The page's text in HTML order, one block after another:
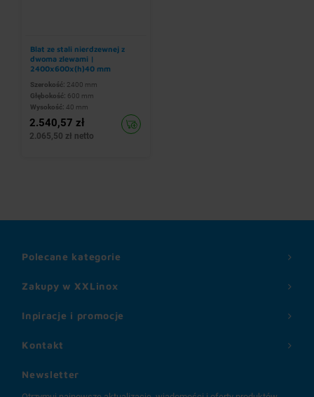
Blat ze stali nierdzewnej z
dwoma zlewami |
2400x600x(h)40 mm
Szerokość: 2400 mm
Głębokość: 600 mm
Wysokość: 40 mm
2.540,57 zł
2.065,50 zł netto
Zakupy w XXLinox
Inpiracje i promocje
Polecane kategorie
Kontakt
Newsletter